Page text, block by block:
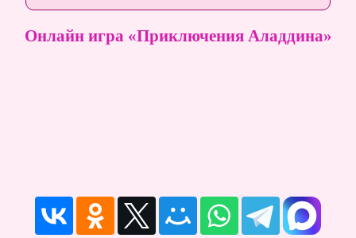
Онлайн игра «Приключения Аладдина»